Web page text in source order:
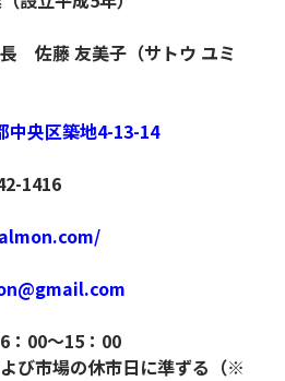
佐藤 友美子（サトウ ユミ
中央区築地4-13-14
1416
00～15：00
び市場の休市日に準ずる（※